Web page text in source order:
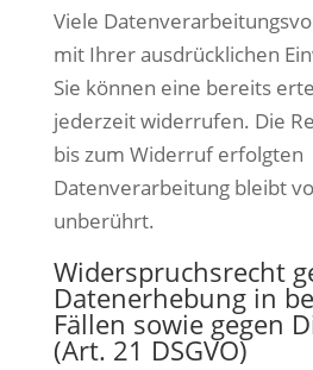
Viele
mit Ihrer ausdrücklichen
Sie können eine bereits
jederzeit widerrufen. Die
bis zum Widerruf erfolgten
Datenverarbeitung bleibt
unberührt.
Widerspruchsrecht
Datenerhebung in
Fällen sowie gegen
(Art. 21 DSGVO)